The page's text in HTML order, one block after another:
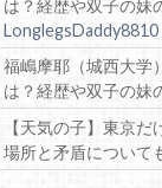
は？経歴や双子の妹
LonglegsDaddy8810
福嶋摩耶（城西大学
は？経歴や双子の妹
【天気の子】東京
場所と矛盾について